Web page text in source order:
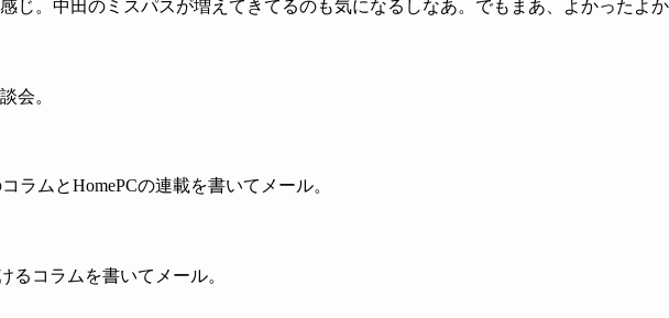
じ。中田のミスパスが増えてきてるのも気になるしなあ。でもまあ、よかったよ
会。
ラムとHomePCの連載を書いてメール。
コラムを書いてメール。